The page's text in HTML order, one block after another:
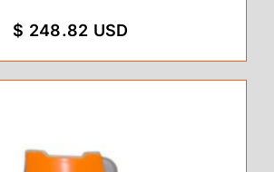
$ 248.82 USD